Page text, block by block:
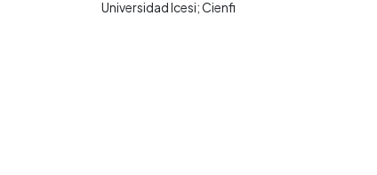
Universidad Icesi; Cienfi